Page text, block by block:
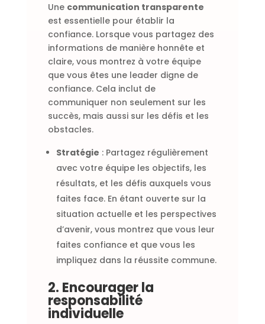
Une communication transparente
est essentielle pour établir la
confiance. Lorsque vous partagez des
informations de manière honnête et
claire, vous montrez à votre équipe
que vous êtes une leader digne de
confiance. Cela inclut de
communiquer non seulement sur les
succès, mais aussi sur les défis et les
obstacles.
Stratégie : Partagez régulièrement
avec votre équipe les objectifs, les
résultats, et les défis auxquels vous
faites face. En étant ouverte sur la
situation actuelle et les perspectives
d’avenir, vous montrez que vous leur
faites confiance et que vous les
impliquez dans la réussite commune.
2. Encourager la
responsabilité
individuelle